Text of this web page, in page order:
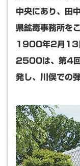
中央にあり、田
県鉱毒事務所を
1900年2月13
2500は、第4回
発し、川俣での